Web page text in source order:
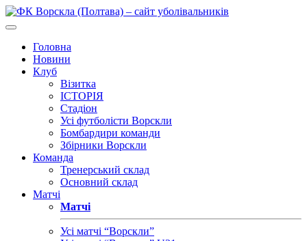
Головна
Новини
Клуб
Візитка
ІСТОРІЯ
Стадіон
Усі футболісти Ворскли
Бомбардири команди
Збірники Ворскли
Команда
Тренерський склад
Основний склад
Матчі
Матчі
Усі матчі “Ворскли”